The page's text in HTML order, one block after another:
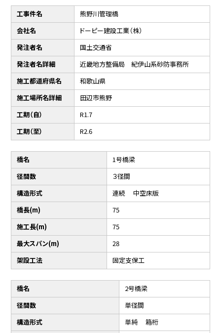
工事件名
熊野川管理橋
会社名
ドーピー建設工業（株）
発注者名
国土交通省
発注者名詳細
近畿地方整備局 紀伊山系砂防事務所
施工都道府県名
和歌山県
施工場所名詳細
田辺市熊野
工期（自）
R1.7
工期（至）
R2.6
橋名
1号橋梁
径間数
３径間
構造形式
連続 中空床版
橋長(m)
75
施工長(m)
75
最大スパン(m)
28
架設工法
固定支保工
橋名
2号橋梁
径間数
単径間
構造形式
単純 箱桁